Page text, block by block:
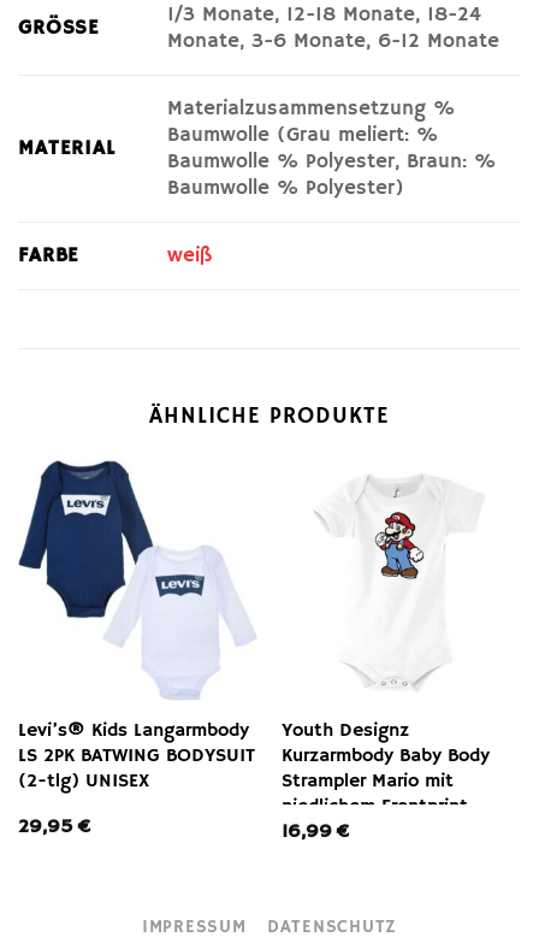
GRÖSSE
1/3 Monate, 12-18 Monate, 18-24
Monate, 3-6 Monate, 6-12 Monate
MATERIAL
Materialzusammensetzung %
Baumwolle (Grau meliert: %
Baumwolle % Polyester, Braun: %
Baumwolle % Polyester)
FARBE weiß
ÄHNLICHE PRODUKTE
Levi’s® Kids Langarmbody
LS 2PK BATWING BODYSUIT
(2-tlg) UNISEX
29,95€
Youth Designz
Kurzarmbody Baby Body
Strampler Mario mit
niedlichem Frontprint
16,99€
IMPRESSUM DATENSCHUTZ